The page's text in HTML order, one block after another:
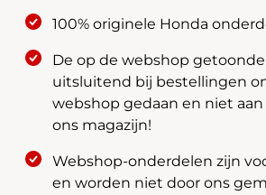
601A
100% originele Honda
De op de webshop
uitsluitend bij bestellingen
webshop gedaan en niet aan
ons magazijn!
Webshop-onderdelen zijn
en worden niet door ons